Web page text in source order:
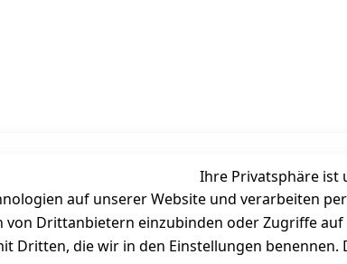
Ihre Privatsphäre ist
auf unserer Website und verarbeiten
von Drittanbietern einzubinden oder Zugriffe
Dritten, die wir in den Einstellungen
Unternehmen
Bewertung
Kontakt